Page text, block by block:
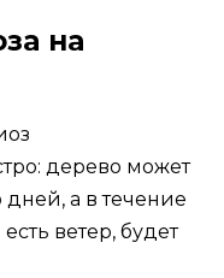
на
дерево может
а в течение
ветер, будет